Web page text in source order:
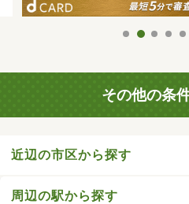
その他の条
近辺の市区から探す
周辺の駅から探す